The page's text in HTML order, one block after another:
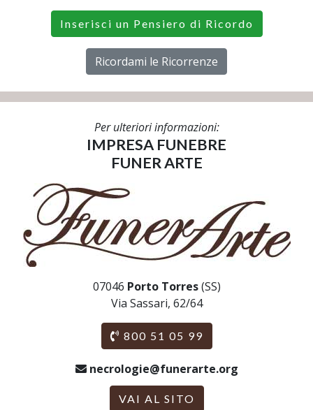
Inserisci un Pensiero di Ricordo
Ricordami le Ricorrenze
Per ulteriori informazioni:
IMPRESA FUNEBRE
FUNER ARTE
07046 Porto Torres(SS)
Via Sassari, 62/64
800 51 05 99
necrologie@funerarte.org
VAI AL SITO